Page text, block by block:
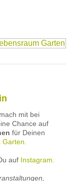
mach mit bei
Chance auf
für Deinen
auf Instagram.